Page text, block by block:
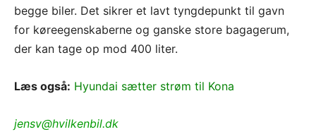
begge biler. Det sikrer et lavt tyngdepunkt til gavn
for køreegenskaberne og ganske store bagagerum,
der kan tage op mod 400 liter.
Læs også: Hyundai sætter strøm til Kona
jensv@hvilkenbil.dk